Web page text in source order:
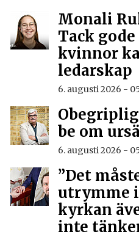
Monali
Tack
kvinnor
ledarskap
6. augusti 2026 -
be om
6. augusti 2026 -
”Det
utrymme i
kyrkan
inte